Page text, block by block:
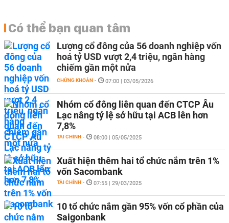
Có thể bạn quan tâm
Lượng cổ đông của 56 doanh nghiệp vốn
hoá tỷ USD vượt 2,4 triệu, ngân hàng
chiếm gần một nửa
CHỨNG KHOÁN - 07:00 | 03/05/2026
Nhóm cổ đông liên quan đến CTCP Âu
Lạc nâng tỷ lệ sở hữu tại ACB lên hơn
7,8%
TÀI CHÍNH - 08:00 | 05/05/2025
Xuất hiện thêm hai tổ chức nắm trên 1%
vốn Sacombank
TÀI CHÍNH - 07:55 | 29/03/2025
10 tổ chức nắm gần 95% vốn cổ phần của
Saigonbank